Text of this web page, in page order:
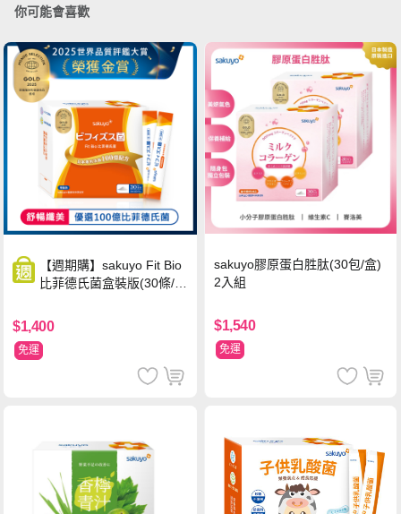
你可能會喜歡
【週期購】sakuyo Fit Bio
比菲德氏菌盒裝版(30條/
$1,400
免運
sakuyo膠原蛋白胜肽(30包/盒)
2入組
$1,540
免運